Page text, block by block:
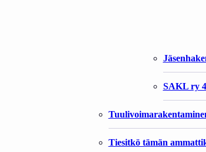
Elinkeinokalatalouden
Kalat ja kalatalous
Vahinkoeläimet
Tiesitkö tämän
SAKL ry
vuodelle 2024 (yleisavustus), viimeinen